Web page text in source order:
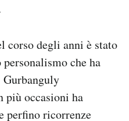
corso degli anni è stato
che ha
più occasioni ha
perfino ricorrenze